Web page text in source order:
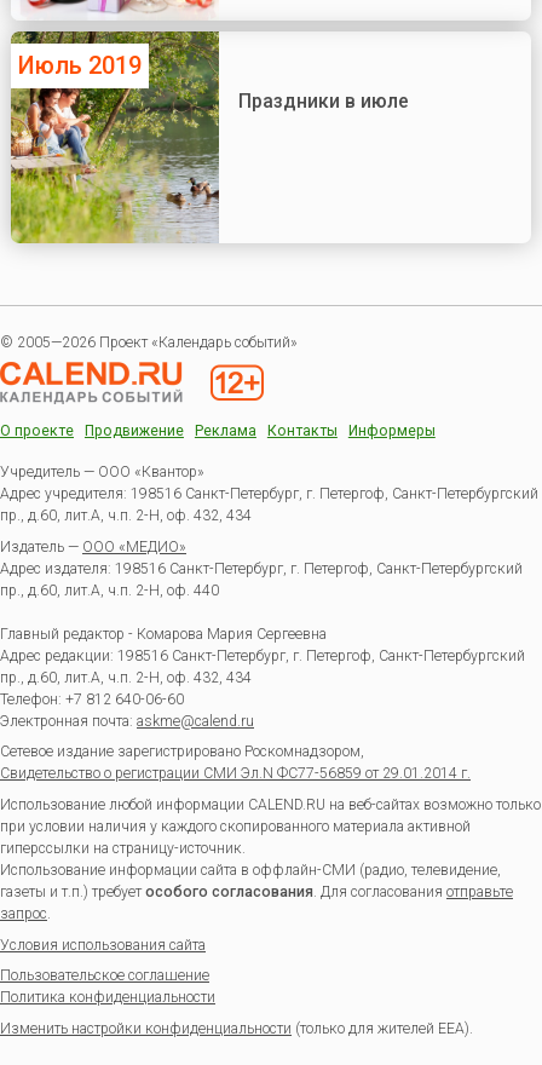
Июль 2019
Праздники в июле
© 2005—2026 Проект «Календарь событий»
О проекте Продвижение Реклама Контакты Информеры
Учредитель — ООО «Квантор»
Адрес учредителя: 198516 Санкт-Петербург, г. Петергоф, Санкт-Петербургский
пр., д.60, лит.А, ч.п. 2-Н, оф. 432, 434
Издатель — ООО «МЕДИО»
Адрес издателя: 198516 Санкт-Петербург, г. Петергоф, Санкт-Петербургский
пр., д.60, лит.А, ч.п. 2-Н, оф. 440
Главный редактор - Комарова Мария Сергеевна
Адрес редакции: 198516 Санкт-Петербург, г. Петергоф Санкт-Петербургский
пр., д.60, лит.А, ч.п. 2-Н, оф. 432, 434
Телефон: +7 812 640-06-60
Электронная почта: askme@calend.ru
Сетевое издание зарегистрировано Роскомнадзором,
Свидетельство о регистрации СМИ Эл.N ФС77-56859 от 29.01.2014 г.
Использование любой информации CALEND.RU на веб-сайтах возможно только
при условии наличия у каждого скопированного материала активной
гиперссылки на страницу-источник.
Использование информации сайта в оффлайн-СМИ (радио, телевидение,
газеты и т.п.) требуетособого согласования. Для согласования отправьте
запрос.
Условия использования сайта
Пользовательское соглашение
Политика конфиденциальности
Изменить настройки конфиденциальности (только для жителей EEA).